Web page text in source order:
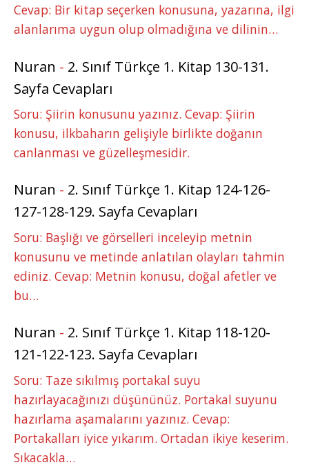
Cevap: Bir kitap seçerken konusuna, yazarına, ilgi
alanlarıma uygun olup olmadığına ve dilinin…
Nuran - 2. Sınıf Türkçe 1. Kitap 130-131.
Sayfa Cevapları
Soru: Şiirin konusunu yazınız. Cevap: Şiirin
konusu, ilkbaharın gelişiyle birlikte doğanın
canlanması ve güzelleşmesidir.
Nuran - 2. Sınıf Türkçe 1. Kitap 124-126-
127-128-129. Sayfa Cevapları
Soru: Başlığı ve görselleri inceleyip metnin
konusunu ve metinde anlatılan olayları tahmin
ediniz. Cevap: Metnin konusu, doğal afetler ve
bu…
Nuran - 2. Sınıf Türkçe 1. Kitap 118-120-
121-122-123. Sayfa Cevapları
Soru: Taze sıkılmış portakal suyu
hazırlayacağınızı düşününüz. Portakal suyunu
hazırlama aşamalarını yazınız. Cevap:
Portakalları iyice yıkarım. Ortadan ikiye keserim.
Sıkacakla…